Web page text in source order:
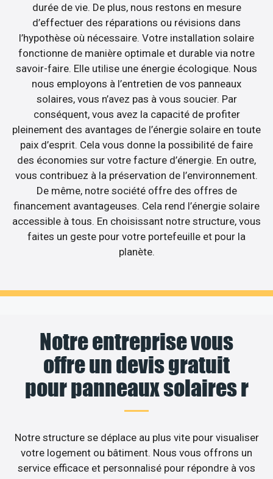
durée de vie. De plus, nous restons en mesure
d’effectuer des réparations ou révisions dans
l’hypothèse où nécessaire. Votre installation solaire
fonctionne de manière optimale et durable via notre
savoir-faire. Elle utilise une énergie écologique. Nous
nous employons à l’entretien de vos panneaux
solaires, vous n’avez pas à vous soucier. Par
conséquent, vous avez la capacité de profiter
pleinement des avantages de l’énergie solaire en toute
paix d’esprit. Cela vous donne la possibilité de faire
des économies sur votre facture d’énergie. En outre,
vous contribuez à la préservation de l’environnement.
De même, notre société offre des offres de
financement avantageuses. Cela rend l’énergie solaire
accessible à tous. En choisissant notre structure, vous
faites un geste pour votre portefeuille et pour la
planète.
Notre entreprise vous
offre un devis gratuit
pour panneaux solaires r
Notre structure se déplace au plus vite pour visualiser
votre logement ou bâtiment. Nous vous offrons un
service efficace et personnalisé pour répondre à vos